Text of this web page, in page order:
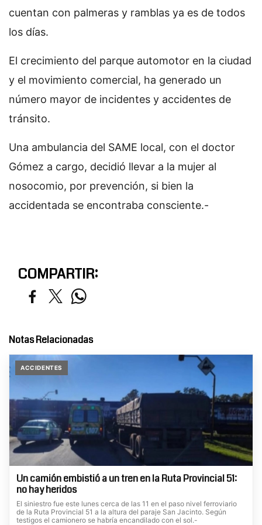
cuentan con palmeras y ramblas ya es de todos
los días.
El crecimiento del parque automotor en la ciudad
y el movimiento comercial, ha generado un
número mayor de incidentes y accidentes de
tránsito.
Una ambulancia del SAME local, con el doctor
Gómez a cargo, decidió llevar a la mujer al
nosocomio, por prevención, si bien la
accidentada se encontraba consciente.-
COMPARTIR:
Notas Relacionadas
ACCIDENTES
Un camión embistió a un tren en la Ruta Provincial 51:
no hay heridos
El siniestro fue este lunes cerca de las 11 en el paso nivel ferroviario
de la Ruta Provincial 51 a la altura del paraje San Jacinto. Según
testigos el camionero se habría encandilado con el sol.-